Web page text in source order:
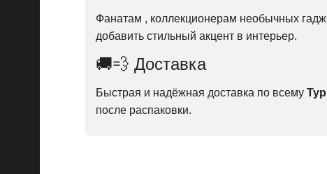
Фанатам , коллекционерам необычных
добавить стильный акцент в интерьер.
🚚💨 Доставка
Быстрая и надёжная доставка по всему
после распаковки.